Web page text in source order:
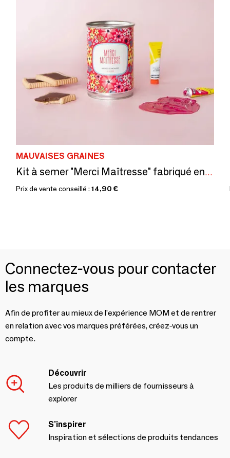
MAUVAISES GRAINES
Kit à semer "Merci Maîtresse" fabriqué en France
Prix de vente conseillé : 14,90 €
Connectez-vous pour contacter
les marques
Afin de profiter au mieux de l'expérience MOM et de rentrer
en relation avec vos marques préférées, créez-vous un
compte.
Découvrir
Les produits de milliers de fournisseurs à
explorer
S'inspirer
Inspiration et sélections de produits tendances